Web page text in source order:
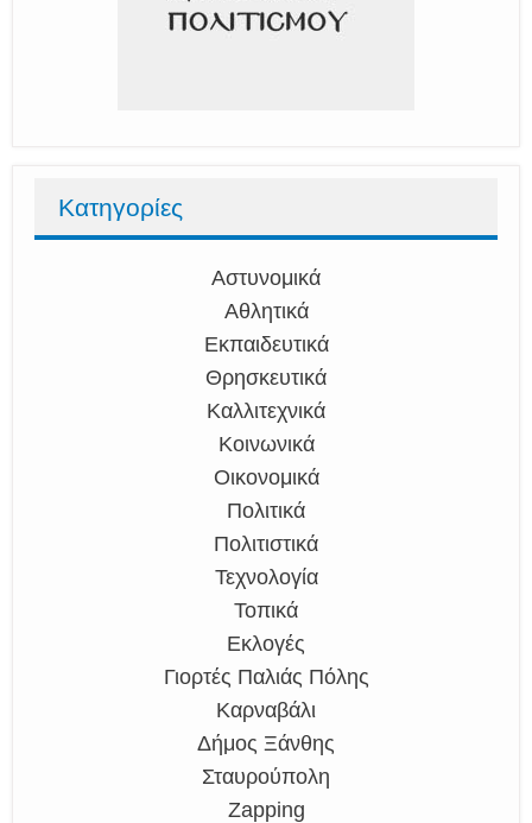
Κατηγορίες
Αστυνομικά
Αθλητικά
Εκπαιδευτικά
Θρησκευτικά
Καλλιτεχνικά
Κοινωνικά
Οικονομικά
Πολιτικά
Πολιτιστικά
Τεχνολογία
Τοπικά
Εκλογές
Γιορτές Παλιάς Πόλης
Καρναβάλι
Δήμος Ξάνθης
Σταυρούπολη
Zapping